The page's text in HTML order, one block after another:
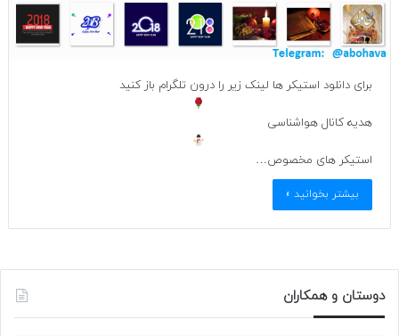
برای دانلود استیکر ها لینک زیر را درون تلگرام باز کنید
هدیه کانال هواشناسی
استیکر های مخصوص…
بیشتر بخوانید »
دوستان و همکاران